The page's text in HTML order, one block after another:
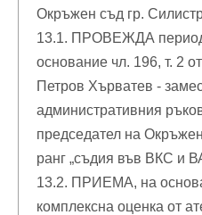
Окръжен съд гр.
13.1. ПРОВЕЖДА
основание чл. 196, т. 2
Петров Хърватев -
административния
председател на
ранг „съдия във ВКС и
13.2. ПРИЕМА, на
комплексна оценка от